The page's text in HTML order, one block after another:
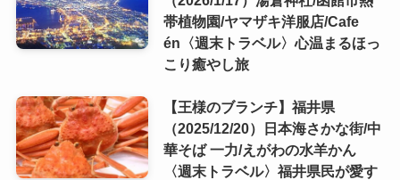
帯植物園/ヤマザキ洋服店/Cafe
én〈週末トラベル〉心温まるほっ
こり癒やし旅
【王様のブランチ】福井県
（2025/12/20）日本海さかな街/中
華そば 一力/えがわの水羊かん
〈週末トラベル〉福井県民が愛す